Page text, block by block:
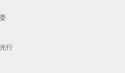
行